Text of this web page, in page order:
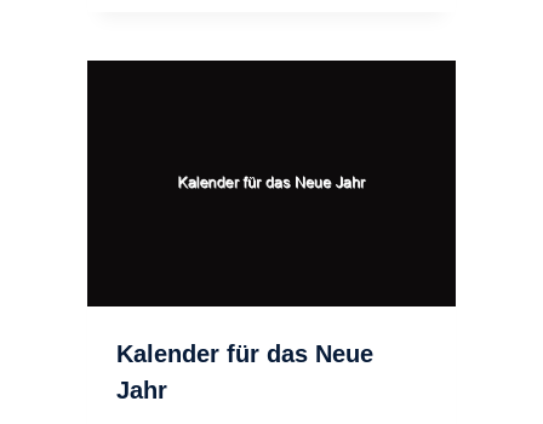
Kalender für das Neue
Jahr